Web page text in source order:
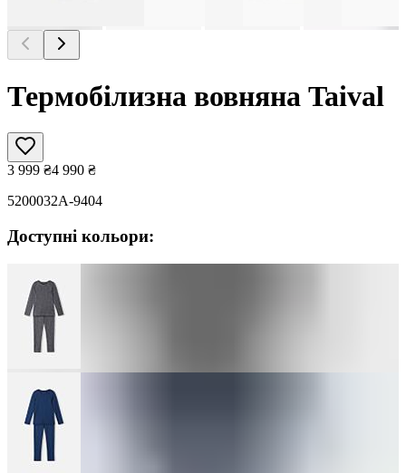
Термобілизна вовняна Taival
3 999 ₴4 990 ₴
5200032A-9404
Доступні кольори: